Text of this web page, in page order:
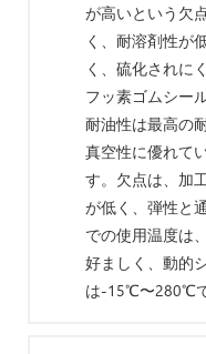
が高いという欠
く、耐溶剤性が
く、硫化されに
フッ素ゴムシー
耐油性は最高の
真空性に優れて
す。欠点は、加
が低く、弾性と
での使用温度は
好ましく、動的
は-15℃〜280℃